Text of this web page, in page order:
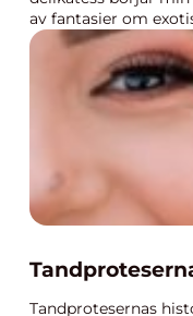
av fantasier om
Tandprotesernas